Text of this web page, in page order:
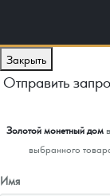
Закрыть
Отправить
Золотой монетный дом
выбранного
Имя